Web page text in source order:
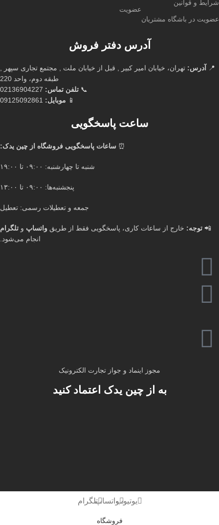
شرایط و قوانین
عضویت در باشگاه مشتریان
عضویت
آدرس دفتر فروش
📍 آدرس: تهران، خیابان امیر کبیر , قبل از خیابان ملت , مجتمع تجاری سپهر ,
طبقه دوم، واحد 220
📞 تلفن تماس:
📱 موبایل:
ساعت پاسخگویی
⏰ ساعات پاسخگویی فروشگاه از چین یدک:
شنبه تا چهارشنبه: ۰۹:۰۰ تا ۱۹:۰۰
پنجشنبه‌ها: ۰۹:۰۰ تا ۱۳:۰۰
جمعه و تعطیلات رسمی: تعطیل
📲 توجه: خارج از ساعات کاری، پاسخگویی فقط از طریق واتساپ و تلگرام
انجام می‌شود.
مجوز اینماد و جواز تجارت الکترونیک
به از چین یدک اعتماد کنید
یوتیوبواتساپتلگرام
فروشگاه